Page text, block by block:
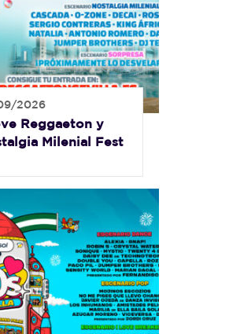
2026
Reggaeton y
Milenial Fest